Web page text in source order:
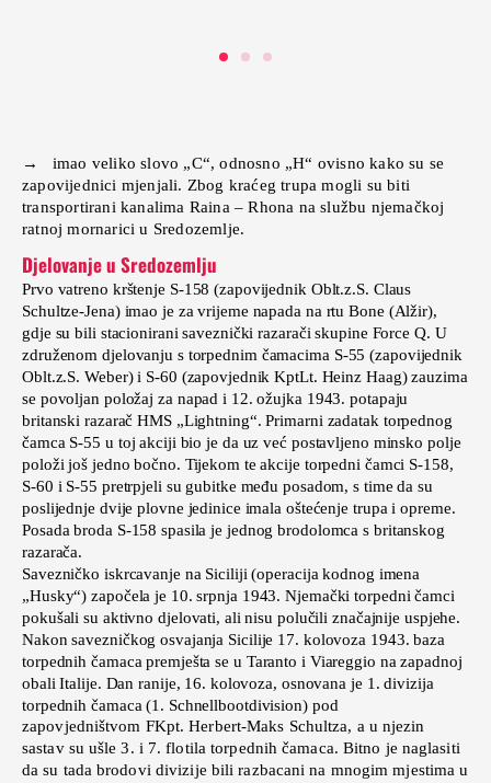
→ imao veliko slovo „C“, odnosno „H“ ovisno kako su se
zapovijednici mjenjali. Zbog kraćeg trupa mogli su biti
transportirani kanalima Raina – Rhona na službu njemačkoj
ratnoj mornarici u Sredozemlje.
Djelovanje u Sredozemlju
Prvo vatreno krštenje S-158 (zapovijednik Oblt.z.S. Claus
Schultze-Jena) imao je za vrijeme napada na rtu Bone (Alžir),
gdje su bili stacionirani saveznički razarači skupine Force Q. U
združenom djelovanju s torpednim čamacima S-55 (zapovijednik
Oblt.z.S. Weber) i S-60 (zapovjednik KptLt. Heinz Haag) zauzima
se povoljan položaj za napad i 12. ožujka 1943. potapaju
britanski razarač HMS „Lightning“. Primarni zadatak torpednog
čamca S-55 u toj akciji bio je da uz već postavljeno minsko polje
položi još jedno bočno. Tijekom te akcije torpedni čamci S-158,
S-60 i S-55 pretrpjeli su gubitke među posadom, s time da su
poslijednje dvije plovne jedinice imala oštećenje trupa i opreme.
Posada broda S-158 spasila je jednog brodolomca s britanskog
razarača.
Savezničko iskrcavanje na Siciliji (operacija kodnog imena
„Husky“) započela je 10. srpnja 1943. Njemački torpedni čamci
pokušali su aktivno djelovati, ali nisu polučili značajnije uspjehe.
Nakon savezničkog osvajanja Sicilije 17. kolovoza 1943. baza
torpednih čamaca premješta se u Taranto i Viareggio na zapadnoj
obali Italije. Dan ranije, 16. kolovoza, osnovana je 1. divizija
torpednih čamaca (1. Schnellbootdivision) pod
zapovjedništvom FKpt. Herbert-Maks Schultza, a u njezin
sastav su ušle 3. i 7. flotila torpednih čamaca. Bitno je naglasiti
da su tada brodovi divizije bili razbacani na mnogim mjestima u